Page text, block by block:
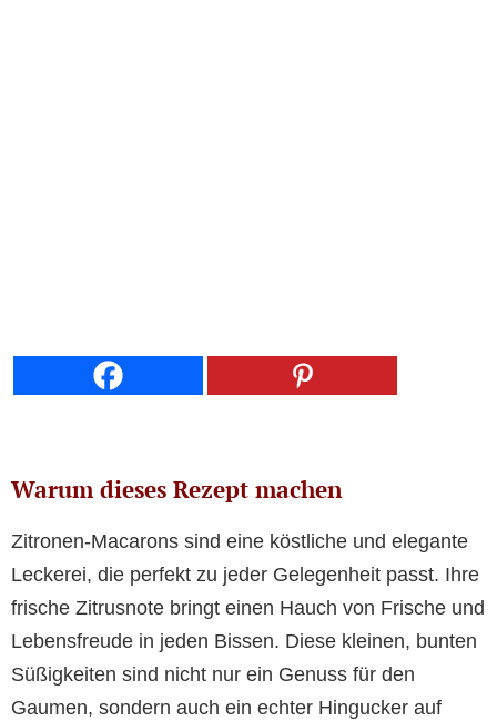
Warum dieses Rezept machen
Zitronen-Macarons sind eine köstliche und elegante
Leckerei, die perfekt zu jeder Gelegenheit passt. Ihre
frische Zitrusnote bringt einen Hauch von Frische und
Lebensfreude in jeden Bissen. Diese kleinen, bunten
Süßigkeiten sind nicht nur ein Genuss für den
Gaumen, sondern auch ein echter Hingucker auf